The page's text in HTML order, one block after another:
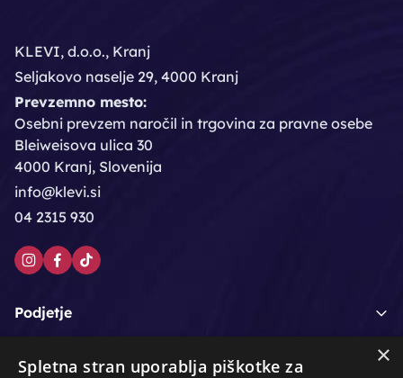
KLEVI, d.o.o., Kranj
Seljakovo naselje 29, 4000 Kranj
Prevzemno mesto:
Osebni prevzem naročil in trgovina za pravne osebe
Bleiweisova ulica 30
4000 Kranj, Slovenija
info@klevi.si
04 2315 930
Podjetje
Moj račun ×
Spletna stran uporablja piškotke za